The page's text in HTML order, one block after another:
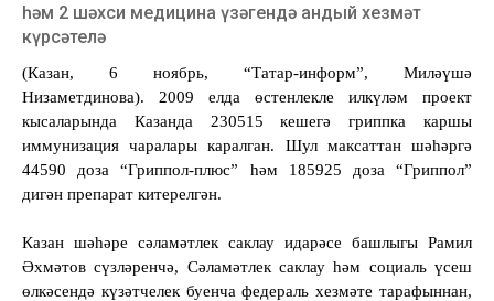
һәм 2 шәхси медицина үзәгендә андый хезмәт
күрсәтелә
(Казан, 6 ноябрь, “Татар-информ”, Миләүшә
Низаметдинова). 2009 елда өстенлекле илкүләм проект
кысаларында Казанда 230515 кешегә гриппка каршы
иммунизация чаралары каралган. Шул максаттан шәһәргә
44590 доза “Гриппол-плюс” һәм 185925 доза “Гриппол”
дигән препарат китерелгән.
Казан шәһәре сәламәтлек саклау идарәсе башлыгы Рамил
Әхмәтов сүзләренчә, Сәламәтлек саклау һәм социаль үсеш
өлкәсендә күзәтчелек буенча федераль хезмәте тарафыннан,